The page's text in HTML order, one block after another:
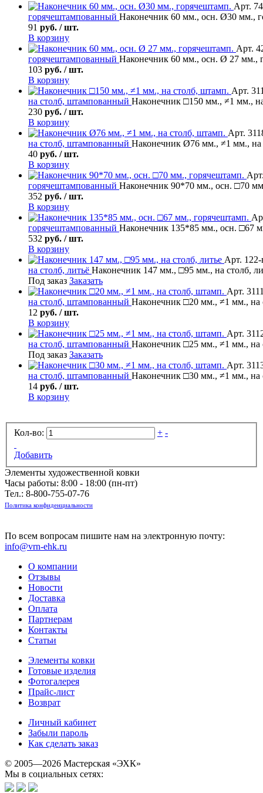
Арт.
горячештампованный Наконечник 60 мм., осн. Ø30 мм.,
91 руб. / шт.
В корзину
Арт.
горячештампованный Наконечник 60 мм., осн. Ø 27 мм.,
103 руб. / шт.
В корзину
Арт.
на столб, штампованный Наконечник □150 мм., ≠1 мм.,
230 руб. / шт.
В корзину
Арт.
на столб, штампованный Наконечник Ø76 мм., ≠1 мм., на
40 руб. / шт.
В корзину
горячештампованный Наконечник 90*70 мм., осн. □70
352 руб. / шт.
В корзину
горячештампованный Наконечник 135*85 мм., осн. □67
532 руб. / шт.
В корзину
Арт. 122-
на столб, литьё Наконечник 147 мм., □95 мм., на столб,
Под заказ Заказать
Арт.
на столб, штампованный Наконечник □20 мм., ≠1 мм., на
12 руб. / шт.
В корзину
Арт.
на столб, штампованный Наконечник □25 мм., ≠1 мм., на
Под заказ Заказать
Арт.
на столб, штампованный Наконечник □30 мм., ≠1 мм., на
14 руб. / шт.
В корзину
Кол-во: + -
Добавить
Элементы художественной ковки
Часы работы: 8:00 - 18:00 (пн-пт)
Тел.: 8-800-755-07-76
Политика конфиденциальности
По всем вопросам пишите нам на электронную почту:
info@vrn-ehk.ru
О компании
Отзывы
Новости
Доставка
Оплата
Партнерам
Контакты
Статьи
Элементы ковки
Готовые изделия
Фотогалерея
Прайс-лист
Возврат
Личный кабинет
Забыли пароль
Как сделать заказ
© 2005—2026 Мастерская «ЭХК»
Мы в социальных сетях: